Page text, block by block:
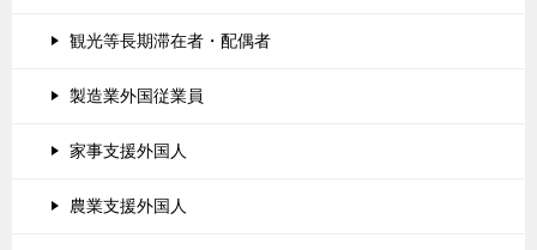
観光等長期滞在者・配偶者
製造業外国従業員
家事支援外国人
農業支援外国人